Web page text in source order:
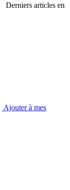
Derniers articles en
Ajouter à mes